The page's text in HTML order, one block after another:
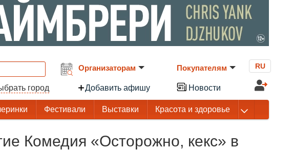
город
Организаторам
Добавить афишу
Покупателям
Новости
RU
Фестивали Выставки Красота и здоровье
Комедия «Осторожно, кекс» в